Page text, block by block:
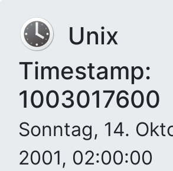
Unix
Timestamp:
1003017600
Sonntag, 14.
2001, 02:00:00